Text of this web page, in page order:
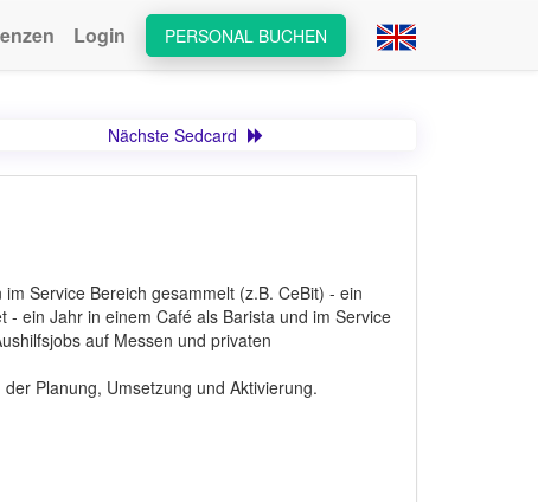
PERSONAL BUCHEN
Login
Nächste Sedcard
Service Bereich gesammelt (z.B. CeBit) - ein
ein Jahr in einem Café als Barista und im Service
auf Messen und privaten
Planung, Umsetzung und Aktivierung.